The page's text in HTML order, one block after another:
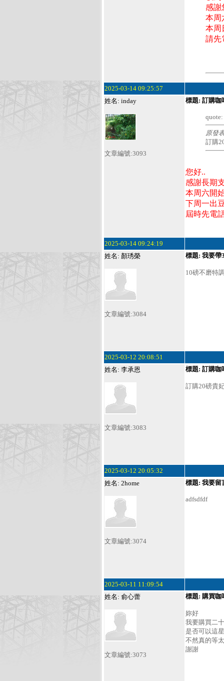
感謝
本周
本周
請先
2025-03-14 09:25:57
姓名: inday
文章編號:3093
標題: 訂購咖
quote:
原發
訂購
您好..
感謝長期
本周六開
下周一出
屆時先電
2025-03-14 09:24:19
姓名: 顏琇榮
文章編號:3084
標題: 我要帶
10磅不磨特
2025-03-12 20:08:51
姓名: 李承恩
文章編號:3083
標題: 訂購咖
訂購20磅貴
2025-03-12 20:05:32
姓名: 2home
文章編號:3074
標題: 我要留
adfsdfdf
2025-03-11 11:09:54
姓名: 俞心蕾
文章編號:3073
標題: 購買咖
妳好
我要購買二
是否可以這
不然真的等
謝謝